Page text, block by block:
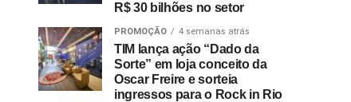
R$ 30 bilhões no setor
PROMOÇÃO 4 semanas atrás
TIM lança ação “Dado da
Sorte” em loja conceito da
Oscar Freire e sorteia
ingressos para o Rock in Rio